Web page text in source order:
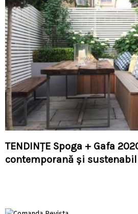
TENDINȚE Spoga + Gafa
contemporană şi